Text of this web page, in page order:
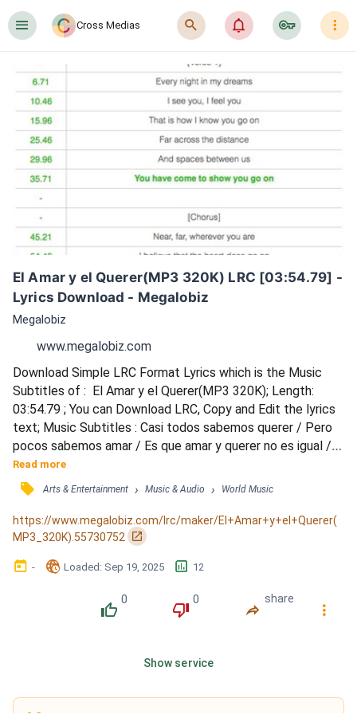
󰍜 Cross Medias 󰍉 󰂜 󰷖 󰇙
El Amar y el Querer(MP3 320K) LRC [03:54.79] -
Lyrics Download - Megalobiz
Megalobiz
www.megalobiz.com
Download Simple LRC Format Lyrics which is the Music
Subtitles of :  El Amar y el Querer(MP3 320K); Length:
03:54.79 ; You can Download LRC, Copy and Edit the lyrics
text; Music Subtitles : Casi todos sabemos querer / Pero
pocos sabemos amar / Es que amar y querer no es igual /
Amar es sufrir querer es gozar / El que ama pretende servir
/ El que ama su vida la da / Y el quiere pretende vivir / Y
nunca sufrir y nunca sufrir / El que ama no puede pensar /
Todo lo da, todo lo da / El que quiere pre...
Read more
󰓹 Arts & Entertainment › Music & Audio › World Music
https://www.megalobiz.com/lrc/maker/El+Amar+y+el+Querer(
MP3_320K).55730752
󰏌
󰃶 - 󱉊 Loaded: Sep 19, 2025 󱕎 12
󰔔
0
󰔒
0
󰤲
share
󰇙
Show service